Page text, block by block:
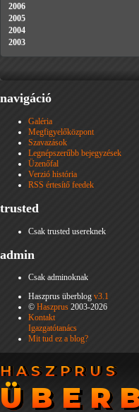
2006
2005
2004
2003
navigáció
Galéria
Megfigyelőközpont
Szavazások
Legnépszerűbb bejegyzések
Üzenőfal
Verzió história
RSS értesítő feedek
trusted
Csak trusted usereknek
admin
Csak adminoknak
Haszprus überblog v3.1
© Haszprus 2003-2026
Kontakt
Igazgatótanács
Mit tud ez a blog?
HASZPRUS
HASZPRUS